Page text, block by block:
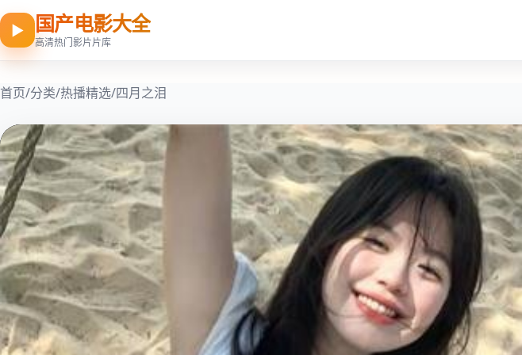
▶ 国产电影大全
高清热门影片片库
首页/分类/热播精选/四月之泪